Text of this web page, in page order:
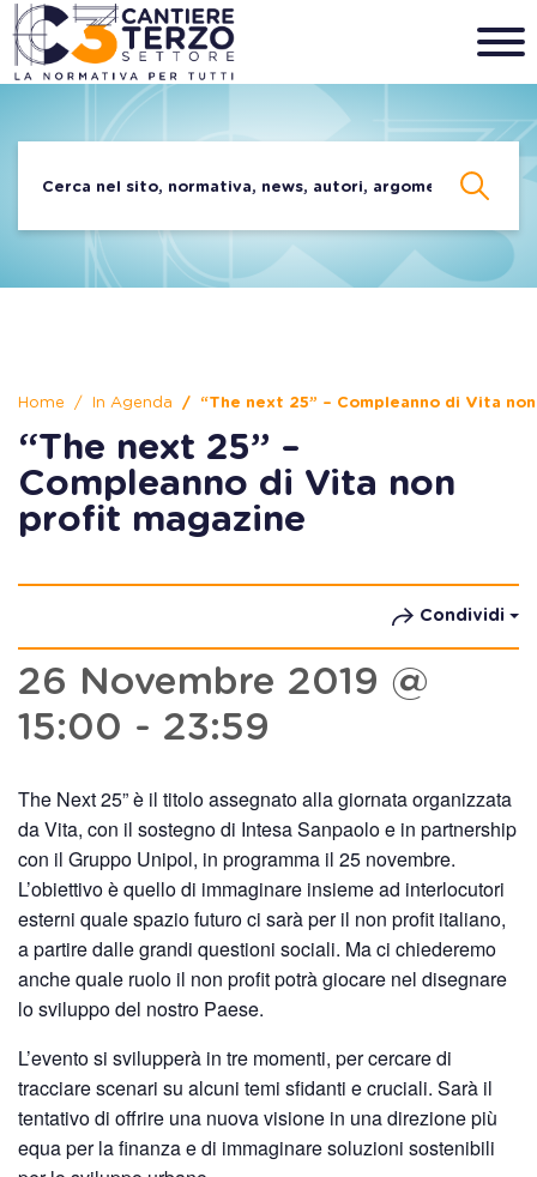
Home In Agenda “The next 25” – Compleanno di Vita
“The next 25” –
Compleanno di Vita non
profit magazine
Condividi
26 Novembre 2019 @
15:00 - 23:59
The Next 25” è il titolo assegnato alla giornata organizzata
da Vita, con il sostegno di Intesa Sanpaolo e in partnership
con il Gruppo Unipol, in programma il 25 novembre.
L’obiettivo è quello di immaginare insieme ad interlocutori
esterni quale spazio futuro ci sarà per il non profit italiano,
a partire dalle grandi questioni sociali. Ma ci chiederemo
anche quale ruolo il non profit potrà giocare nel disegnare
lo sviluppo del nostro Paese.
L’evento si svilupperà in tre momenti, per cercare di
tracciare scenari su alcuni temi sfidanti e cruciali. Sarà il
tentativo di offrire una nuova visione in una direzione più
equa per la finanza e di immaginare soluzioni sostenibili